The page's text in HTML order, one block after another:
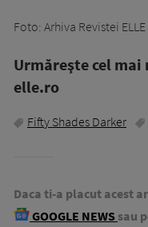
Foto: Arhiva Revistei ELLE
Urmăreşte cel mai
elle.ro
Fifty Shades Darker
Daca ti-a placut acest
GOOGLE NEWS sau